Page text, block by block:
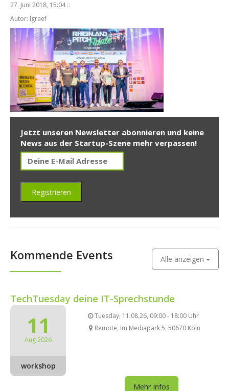
27. Juni 2018, 15:04 ::
Autor: lgraef
Jetzt unseren Newsletter abonnieren und keine
News aus der Startup-Szene mehr verpassen!
Kommende Events Alle anzeigen
TechTuesday deine IT-Sprechstunde
11
Aug 2026
workshop
Tuesday, 11.08.26, 09:00 - 18:00 Uhr
Remote, Im Mediapark 5, 50670 Köln
Mehr Infos